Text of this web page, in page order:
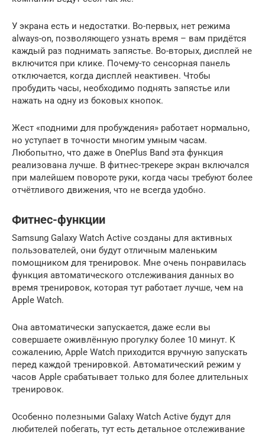
У экрана есть и недостатки. Во-первых, нет режима
always-on, позволяющего узнать время – вам придётся
каждый раз поднимать запястье. Во-вторых, дисплей не
включится при клике. Почему-то сенсорная панель
отключается, когда дисплей неактивен. Чтобы
пробудить часы, необходимо поднять запястье или
нажать на одну из боковых кнопок.
Жест «подними для пробуждения» работает нормально,
но уступает в точности многим умным часам.
Любопытно, что даже в OnePlus Band эта функция
реализована лучше. В фитнес-трекере экран включался
при малейшем повороте руки, когда часы требуют более
отчётливого движения, что не всегда удобно.
Фитнес-функции
Samsung Galaxy Watch Active созданы для активных
пользователей, они будут отличным маленьким
помощником для тренировок. Мне очень понравилась
функция автоматического отслеживания данных во
время тренировок, которая тут работает лучше, чем на
Apple Watch.
Она автоматически запускается, даже если вы
совершаете оживлённую прогулку более 10 минут. К
сожалению, Apple Watch приходится вручную запускать
перед каждой тренировкой. Автоматический режим у
часов Apple срабатывает только для более длительных
тренировок.
Особенно полезными Galaxy Watch Active будут для
любителей побегать, тут есть детальное отслеживание